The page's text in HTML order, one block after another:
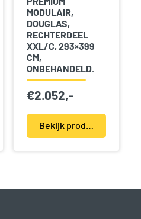
MODULAIR,
DOUGLAS,
RECHTERDEEL
XXL/C, 293×399
CM,
ONBEHANDELD.
€2.052,-
Bekijk product(en)